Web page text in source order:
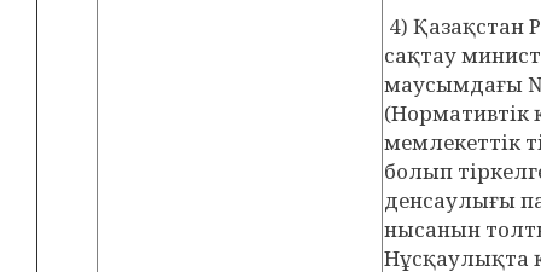
4) Қазақстан
сақтау
маусымдағы
(Нормативтік
мемлекеттік
болып
денсаулығы
нысанын
Нұсқаулықта